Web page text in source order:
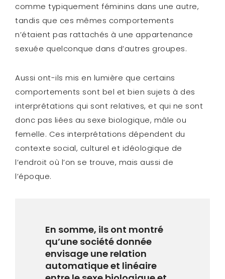
comme typiquement féminins dans une autre,
tandis que ces mêmes comportements
n’étaient pas rattachés à une appartenance
sexuée quelconque dans d’autres groupes.
Aussi ont-ils mis en lumière que certains
comportements sont bel et bien sujets à des
interprétations qui sont relatives, et qui ne sont
donc pas liées au sexe biologique, mâle ou
femelle. Ces interprétations dépendent du
contexte social, culturel et idéologique de
l’endroit où l’on se trouve, mais aussi de
l’époque.
En somme, ils ont montré
qu’une société donnée
envisage une relation
automatique et linéaire